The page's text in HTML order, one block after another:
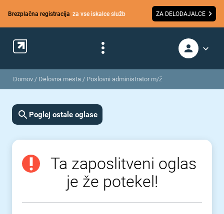
Brezplačna registracija za vse iskalce služb ZA DELODAJALCE
Domov / Delovna mesta / Poslovni administrator m/ž
Poglej ostale oglase
Ta zaposlitveni oglas
je že potekel!